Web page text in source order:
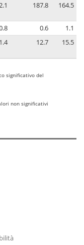
187.8 164.5
0.6
1.1
12.7 15.5
significativo del
non significativi